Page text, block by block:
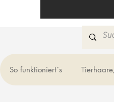
So funktioniert´s